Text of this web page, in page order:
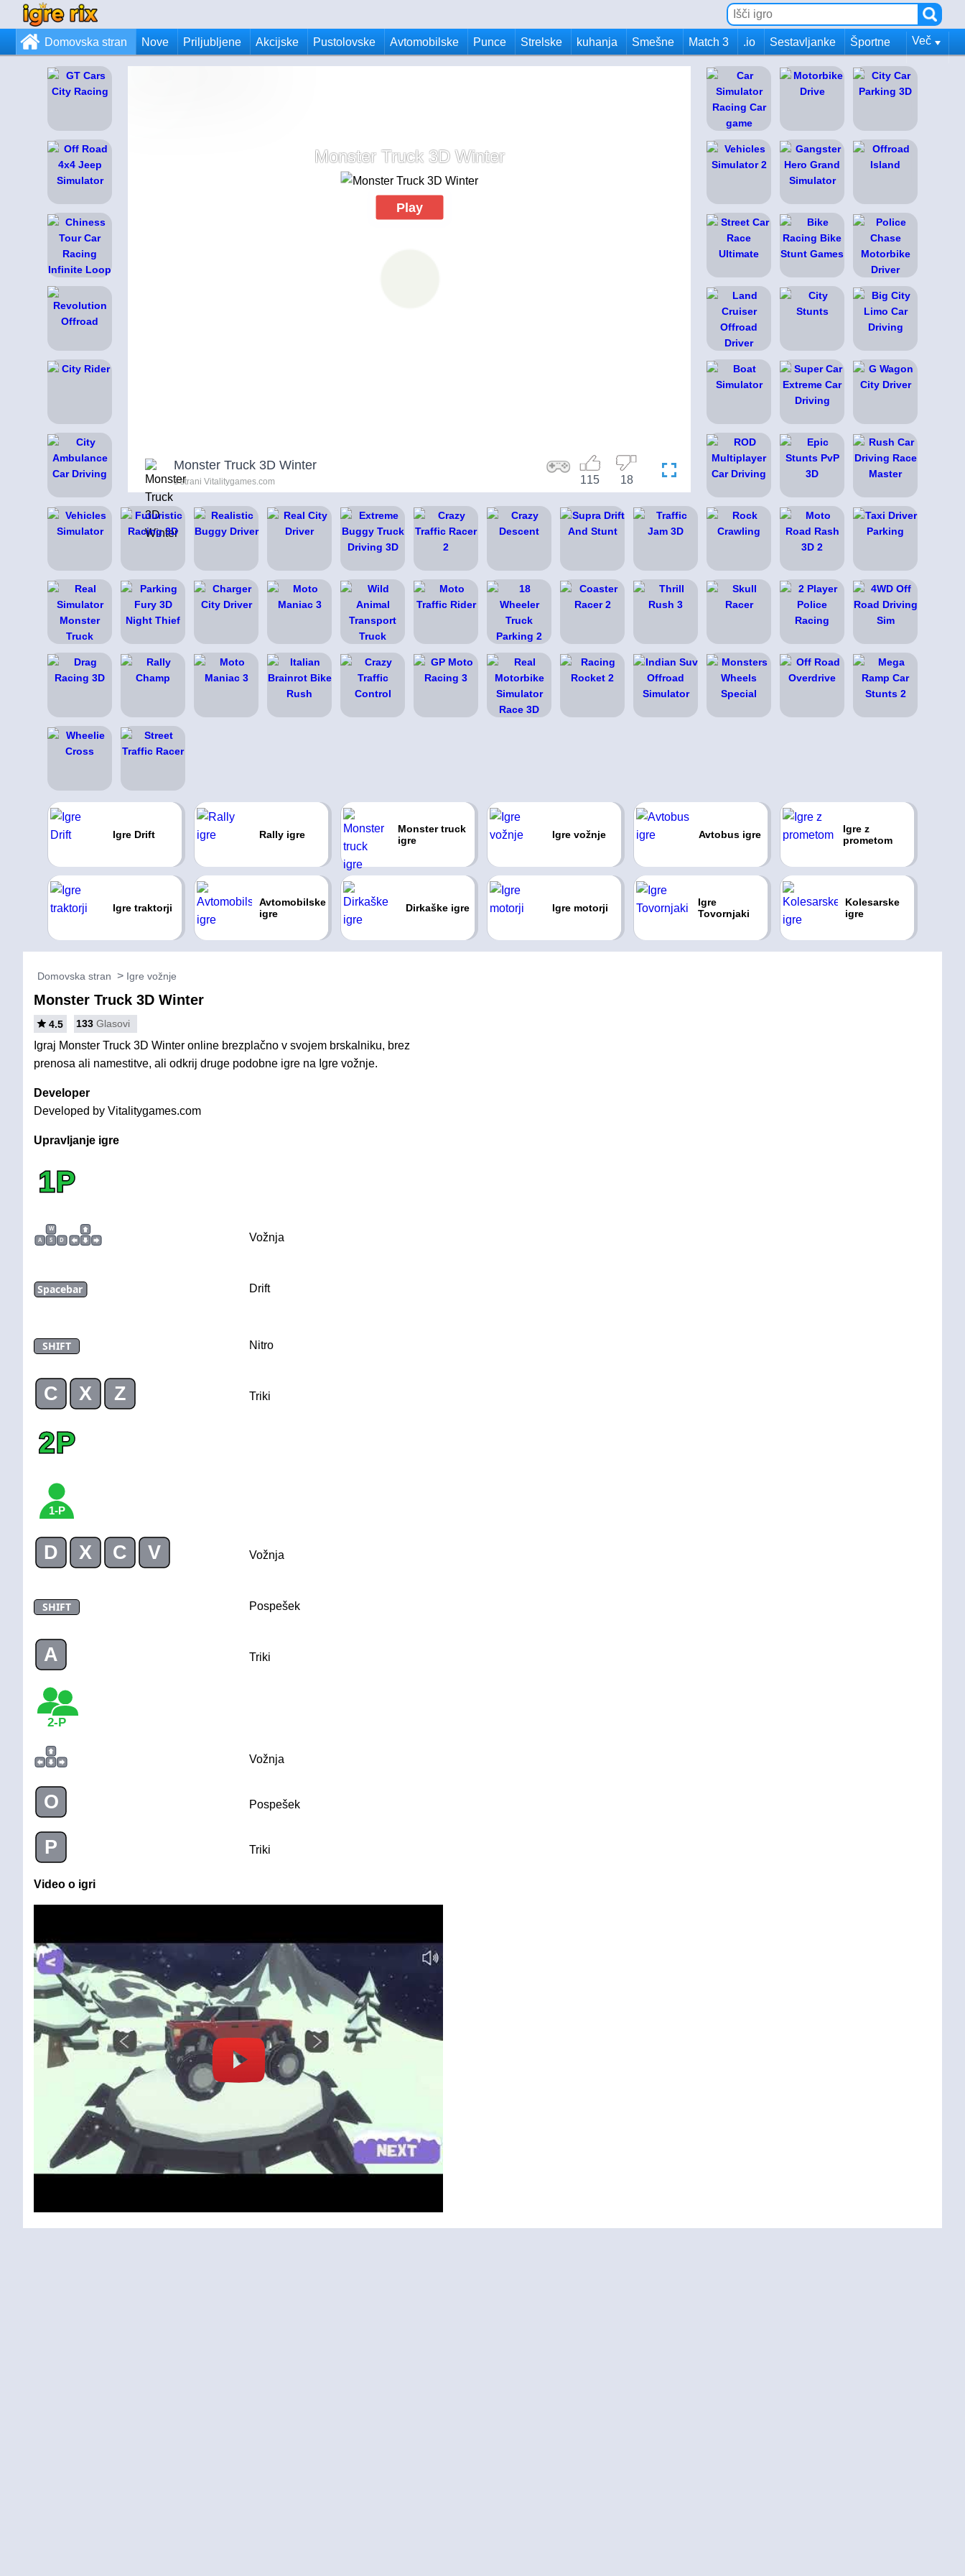
Domovska stran Nove Priljubljene Akcijske Pustolovske Avtomobilske Punce Strelske kuhanja Smešne Match 3 .io Sestavljanke Športne Več
Monster Truck 3D Winter
Play
Monster Truck 3D Winter
s strani Vitalitygames.com 18
115
Igre Drift Rally igre
Monster truck
igre
Igre vožnje Avtobus igre
Igre z
prometom
Igre traktorji
Avtomobilske
igre
Dirkaške igre Igre motorji
Igre
Tovornjaki
Kolesarske
igre
Domovska stran Igre vožnje
Monster Truck 3D Winter
4.5 133 Glasovi
Igraj Monster Truck 3D Winter online brezplačno v svojem brskalniku, brez
prenosa ali namestitve, ali odkrij druge podobne igre na Igre vožnje.
Developer
Developed by Vitalitygames.com
Upravljanje igre
1P
W
A
S D Vožnja
Spacebar Drift
SHIFT Nitro
C X Z Triki
2P
1-P
D X C V Vožnja
SHIFT Pospešek
A Triki
2-P
Vožnja
O Pospešek
P Triki
Video o igri